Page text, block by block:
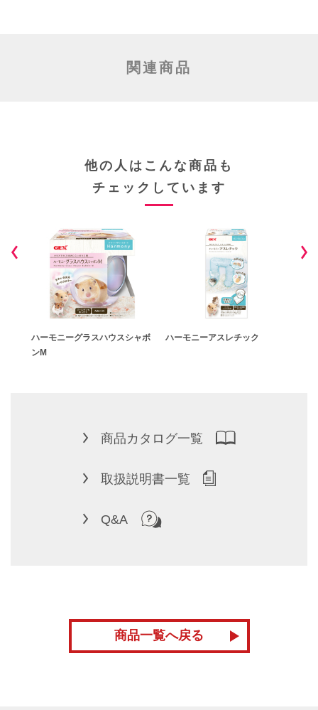
関連商品
他の人はこんな商品も
チェックしています
ハーモニーグラスハウスシャボ
ンM
ハーモニーアスレチック
商品カタログ一覧
取扱説明書一覧
Q&A
商品一覧へ戻る